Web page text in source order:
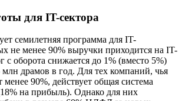
для IT-сектора
семилетняя программа для IT-
не менее 90% выручки приходится на IT-
с оборота снижается до 1% (вместо 5%)
млн драмов в год. Для тех компаний, чья
менее 90%, действует общая система
на прибыль). Однако для них